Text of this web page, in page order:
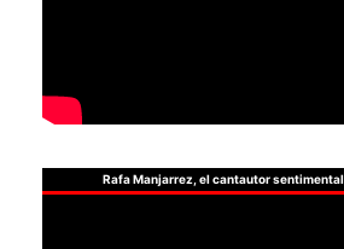
Rafa Manjarrez, el cantautor sentimental